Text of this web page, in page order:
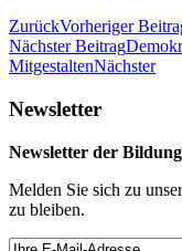
ZurückVorheriger
Nächster Beitrag
MitgestaltenNächster
Newsletter
Newsletter der
Melden Sie sich zu
zu bleiben.